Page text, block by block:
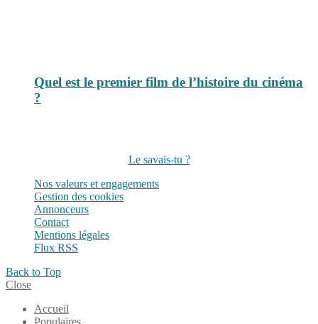
Quel est le premier film de l’histoire du cinéma
?
Le savais-tu ?
Nos valeurs et engagements
Gestion des cookies
Annonceurs
Contact
Mentions légales
Flux RSS
Back to Top
Close
Accueil
Populaires